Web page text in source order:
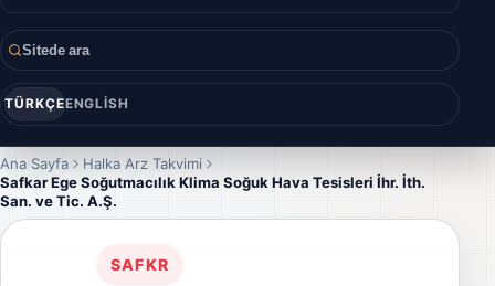
Sitede ara
TÜRKÇEENGLISH
Ana Sayfa
Halka Arz Takvimi
Safkar Ege Soğutmacılık Klima Soğuk Hava Tesisleri İhr. İth.
San. ve Tic. A.Ş.
SAFKR